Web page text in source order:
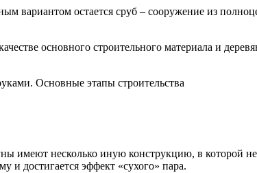
вариантом остается сруб – сооружение из
основного строительного материала и
имеют несколько иную конструкцию, в которой
и достигается эффект «сухого» пара.